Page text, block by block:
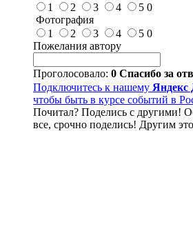
1
2 3 4 5 0
Фотография
1
2 3 4 5 0
Пожелания автору
Проголосовало: 0 Спасибо за
Подключитесь к нашему Яндекс
чтобы быть в курсе событий в
Почитал? Поделись с другими!
все, срочно поделись! Другим